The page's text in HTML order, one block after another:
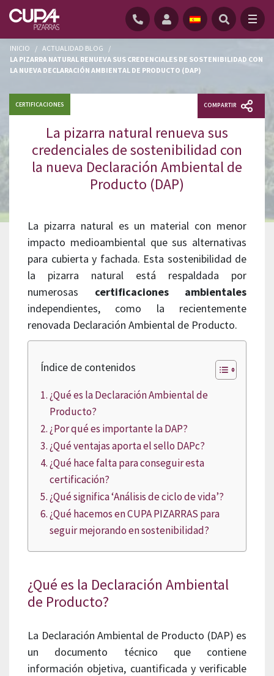
INICIO / ACTUALIDAD BLOG
/
LA PIZARRA NATURAL RENUEVA SUS CREDENCIALES DE SOSTENIBILIDAD CON
LA NUEVA DECLARACIÓN AMBIENTAL DE PRODUCTO (DAP)
CERTIFICACIONES COMPARTIR
La pizarra natural renueva sus
credenciales de sostenibilidad con
la nueva Declaración Ambiental de
Producto (DAP)
La pizarra natural es un material con menor
impacto medioambiental que sus alternativas
para cubierta y fachada. Esta sostenibilidad de
la pizarra natural está respaldada por
numerosas certificaciones ambientales
independientes, como la recientemente
renovada Declaración Ambiental de Producto.
Índice de contenidos
¿Qué es la Declaración Ambiental de
Producto?
¿Por qué es importante la DAP?
¿Qué ventajas aporta el sello DAPc?
¿Qué hace falta para conseguir esta
certificación?
¿Qué significa ‘Análisis de ciclo de vida’?
¿Qué hacemos en CUPA PIZARRAS para
seguir mejorando en sostenibilidad?
¿Qué es la Declaración Ambiental
de Producto?
La Declaración Ambiental de Producto (DAP) es
un documento técnico que contiene
información objetiva, cuantificada y verificable